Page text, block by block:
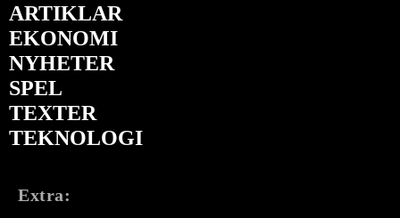
ARTIKLAR
EKONOMI
NYHETER
SPEL
TEXTER
TEKNOLOGI
Extra: